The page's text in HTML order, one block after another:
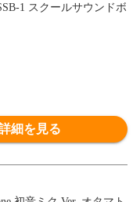
1 スクールサウンドボ
細を見る